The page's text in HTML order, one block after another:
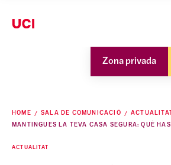
Zona privada
HOME SALA DE COMUNICACIÓ
ACTUALITAT
ACTUALITAT